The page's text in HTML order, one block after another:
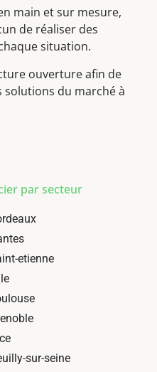
main et sur mesure,
de réaliser des
situation.
ouverture afin de
du marché à
par secteur
etienne
sur-seine